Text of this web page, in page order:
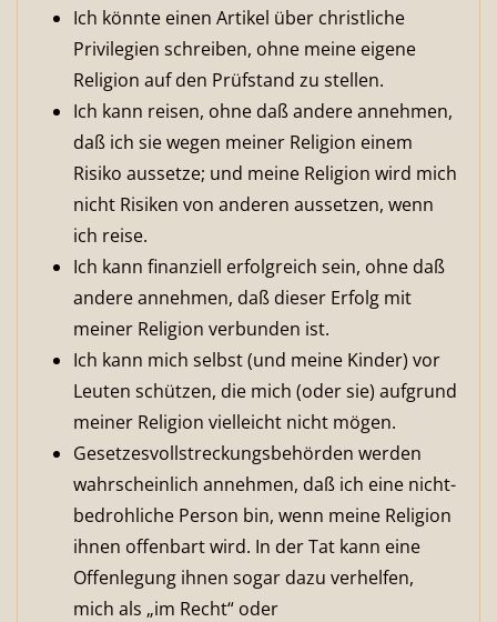
Ich könnte einen Artikel über christliche
Privilegien schreiben, ohne meine eigene
Religion auf den Prüfstand zu stellen.
Ich kann reisen, ohne daß andere annehmen,
daß ich sie wegen meiner Religion einem
Risiko aussetze; und meine Religion wird mich
nicht Risiken von anderen aussetzen, wenn
ich reise.
Ich kann finanziell erfolgreich sein, ohne daß
andere annehmen, daß dieser Erfolg mit
meiner Religion verbunden ist.
Ich kann mich selbst (und meine Kinder) vor
Leuten schützen, die mich (oder sie) aufgrund
meiner Religion vielleicht nicht mögen.
Gesetzesvollstreckungsbehörden werden
wahrscheinlich annehmen, daß ich eine nicht-
bedrohliche Person bin, wenn meine Religion
ihnen offenbart wird. In der Tat kann eine
Offenlegung ihnen sogar dazu verhelfen,
mich als „im Recht“ oder